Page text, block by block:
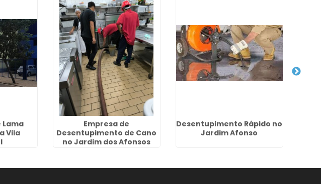
Vila
Empresa de
Desentupimento de Cano
no Jardim dos Afonsos
Desentupimento Rápido no
Jardim Afonso